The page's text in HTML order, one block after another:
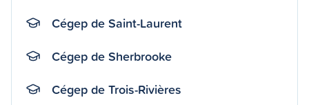
Cégep de Saint-Laurent
Cégep de Sherbrooke
Cégep de Trois-Rivières